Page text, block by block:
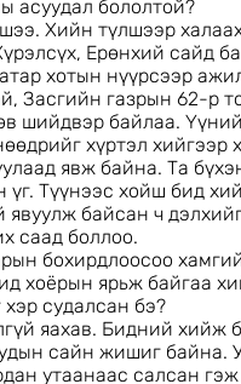
асуудал бололтой?
Хийн түлшээр
Ерөнхий сайд
хотын нүүрсээр
Засгийн газрын 62-р
шийдвэр байлаа.
хүртэл
явж байна. Та
үг. Түүнээс хойш бид
байсан ч
саад боллоо.
бохирдлоосоо
хоёрын ярьж байгаа
судалсан бэ?
яахав. Бидний хийж
сайн жишиг байна.
утаанаас салсан